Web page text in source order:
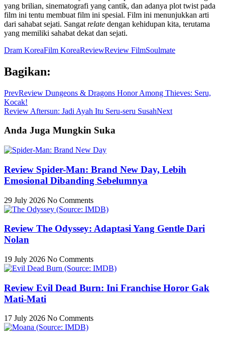
yang brilian, sinematografi yang cantik, dan adanya plot twist pada
film ini tentu membuat film ini spesial. Film ini menunjukkan arti
dari sahabat sejati. Sangat relate dengan kehidupan kita, terutama
yang memiliki sahabat dekat dan sejati.
Dram KoreaFilm KoreaReviewReview FilmSoulmate
Bagikan:
PrevReview Dungeons & Dragons Honor Among Thieves: Seru,
Kocak!
Review Aftersun: Jadi Ayah Itu Seru-seru SusahNext
Anda Juga Mungkin Suka
Review Spider-Man: Brand New Day, Lebih
Emosional Dibanding Sebelumnya
29 July 2026 No Comments
Review The Odyssey: Adaptasi Yang Gentle Dari
Nolan
19 July 2026 No Comments
Review Evil Dead Burn: Ini Franchise Horor Gak
Mati-Mati
17 July 2026 No Comments